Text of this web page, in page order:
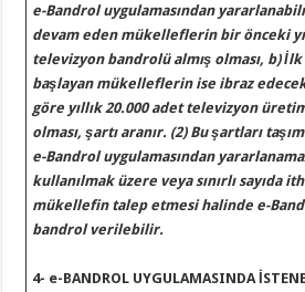
e-Bandrol uygulamasından
devam eden mükelleflerin bir önceki
televizyon bandrolü almış olması, b)
başlayan mükelleflerin ise ibraz
göre yıllık 20.000 adet televizyon
olması, şartı aranır. (2) Bu şartları
e-Bandrol uygulamasından
kullanılmak üzere veya sınırlı sayıda
mükellefin talep etmesi halinde e-
bandrol verilebilir.
4- e-BANDROL UYGULAMASINDA